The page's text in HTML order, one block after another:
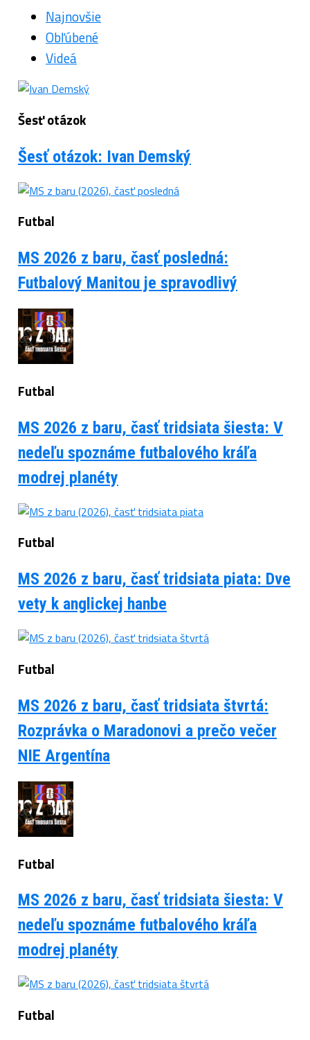
Najnovšie
Obľúbené
Videá
Šesť otázok
Šesť otázok: Ivan Demský
Futbal
MS 2026 z baru, časť posledná:
Futbalový Manitou je spravodlivý
Futbal
MS 2026 z baru, časť tridsiata šiesta: V
nedeľu spoznáme futbalového kráľa
modrej planéty
Futbal
MS 2026 z baru, časť tridsiata piata: Dve
vety k anglickej hanbe
Futbal
MS 2026 z baru, časť tridsiata štvrtá:
Rozprávka o Maradonovi a prečo večer
NIE Argentína
Futbal
MS 2026 z baru, časť tridsiata šiesta: V
nedeľu spoznáme futbalového kráľa
modrej planéty
Futbal